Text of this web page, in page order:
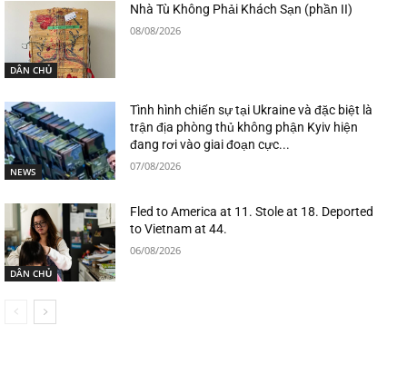
DÂN CHỦ
Nhà Tù Không Phải Khách Sạn (phần II)
08/08/2026
NEWS
Tình hình chiến sự tại Ukraine và đặc biệt là
trận địa phòng thủ không phận Kyiv hiện
đang rơi vào giai đoạn cực...
07/08/2026
DÂN CHỦ
Fled to America at 11. Stole at 18. Deported
to Vietnam at 44.
06/08/2026